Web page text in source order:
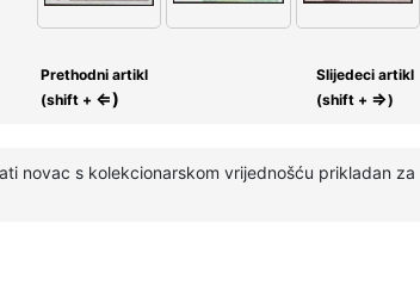
Prethodni artikl
(shift + ⇐)
Slijedeci artikl
(shift + ⇒)
novac s kolekcionarskom vrijednošću prikladan za